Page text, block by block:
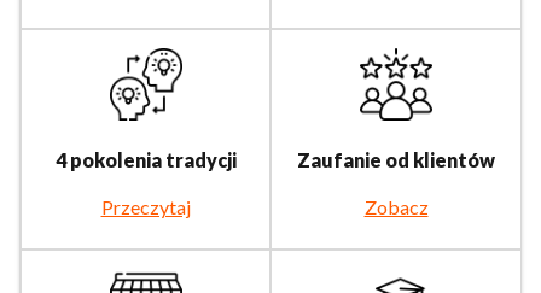
4 pokolenia tradycji
Przeczytaj
Zaufanie od klientów
Zobacz